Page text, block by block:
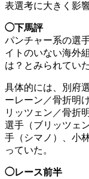
表選考に大きく影
◯下馬評
パンチャー系の選
イトのいない海外
は？とみられていた
具体的には、別府
ーレーン／骨折明
リッツェン／骨折
選手（ブリッツェ
手（シマノ）、小
っていた。
◯レース前半